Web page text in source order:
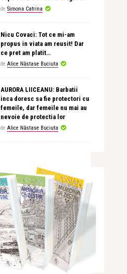
de Simona Catrina
Nicu Covaci: Tot ce mi-am
propus in viata am reusit! Dar
ce pret am platit…
de Alice Năstase Buciuta
AURORA LIICEANU: Barbatii
inca doresc sa fie protectori cu
femeile, dar femeile nu mai au
nevoie de protectia lor
de Alice Năstase Buciuta